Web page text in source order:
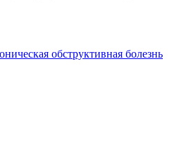
обструктивная болезнь